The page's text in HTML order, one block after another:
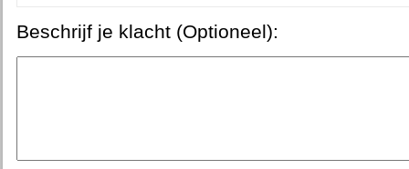
Beschrijf je klacht (Optioneel):